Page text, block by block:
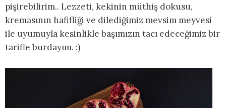
pişirebilirim.. Lezzeti, kekinin müthiş dokusu,
kremasının hafifliği ve dilediğimiz mevsim meyvesi
ile uyumuyla kesinlikle başımızın tacı edeceğimiz bir
tarifle burdayım. :)